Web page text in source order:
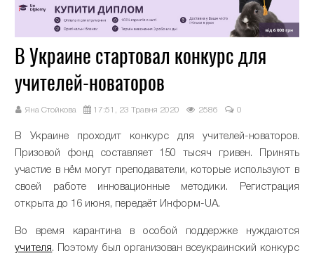
В Украине стартовал конкурс для
учителей-новаторов
Яна Стойкова 17:51, 23 Травня 2020 2586 0
В Украине проходит конкурс для учителей-новаторов.
Призовой фонд составляет 150 тысяч гривен. Принять
участие в нём могут преподаватели, которые используют в
своей работе инновационные методики. Регистрация
открыта до 16 июня, передаёт Информ-UA.
Во время карантина в особой поддержке нуждаются
учителя. Поэтому был организован всеукраинский конкурс